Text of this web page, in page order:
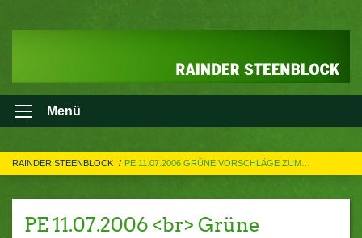
Menü
RAINDER STEENBLOCK PE 11.07.2006 GRÜNE VORSCHLÄGE ZUM…
PE 11.07.2006 <br> Grüne